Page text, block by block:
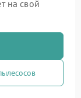
на свой